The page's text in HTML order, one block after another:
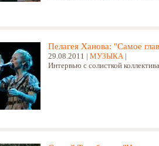
Пелагея Ханова: "Самое
29.08.2011 | МУЗЫКА|
Интервью с солисткой